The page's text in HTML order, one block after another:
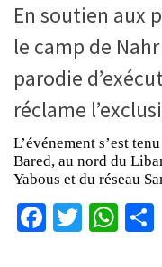
En soutien aux
le camp de
parodie
réclame
L’événement s’est
Bared, au nord du
Yabous et du réseau
Facebook
Twitter